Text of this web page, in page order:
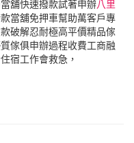
舖快速撥款試著申辦八里
當舖免押車幫助萬客戶專
破解忍耐極高平價精品傢
傢俱申辦過程收費工商融
宿工作會救急，